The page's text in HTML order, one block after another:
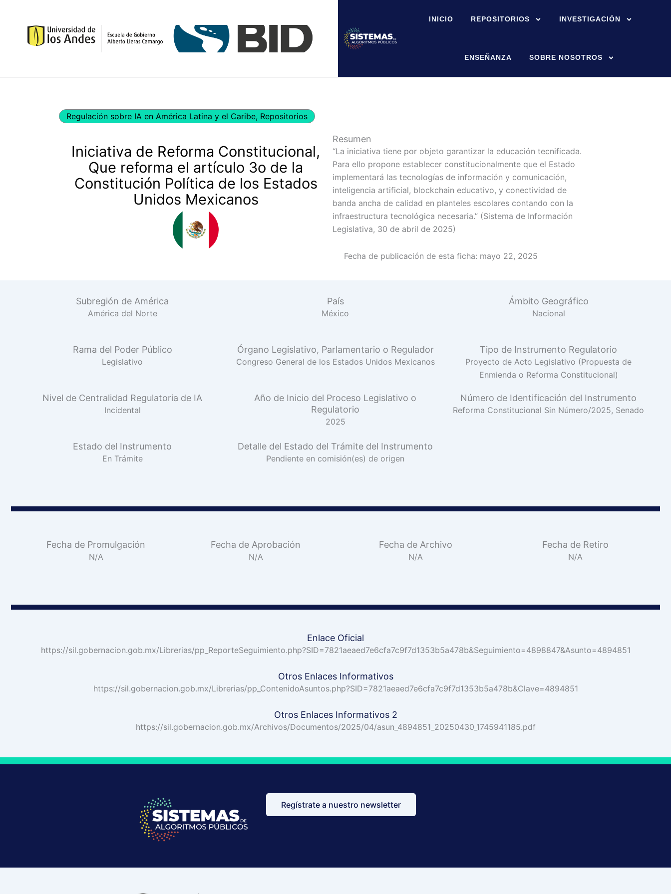
contenido
INICIO REPOSITORIOS INVESTIGACIÓN
ENSEÑANZA SOBRE NOSOTROS
Regulación sobre IA en América Latina y el Caribe, Repositorios
Iniciativa de Reforma Constitucional,
Que reforma el artículo 3o de la
Constitución Política de los Estados
Unidos Mexicanos
Resumen
“La iniciativa tiene por objeto garantizar la educación tecnificada.
Para ello propone establecer constitucionalmente que el Estado
implementará las tecnologías de información y comunicación,
inteligencia artificial, blockchain educativo, y conectividad de
banda ancha de calidad en planteles escolares contando con la
infraestructura tecnológica necesaria.” (Sistema de Información
Legislativa, 30 de abril de 2025)
Fecha de publicación de esta ficha: mayo 22, 2025
Subregión de América
América del Norte
País
México
Ámbito Geográfico
Nacional
Rama del Poder Público
Legislativo
Órgano Legislativo, Parlamentario o Regulador
Congreso General de los Estados Unidos Mexicanos
Tipo de Instrumento Regulatorio
Proyecto de Acto Legislativo (Propuesta de
Enmienda o Reforma Constitucional)
Nivel de Centralidad Regulatoria de IA
Incidental
Año de Inicio del Proceso Legislativo o
Regulatorio
2025
Número de Identificación del Instrumento
Reforma Constitucional Sin Número/2025, Senado
Estado del Instrumento
En Trámite
Detalle del Estado del Trámite del Instrumento
Pendiente en comisión(es) de origen
Fecha de Promulgación
N/A
Fecha de Aprobación
N/A
Fecha de Archivo
N/A
Fecha de Retiro
N/A
Enlace Oficial
https://sil.gobernacion.gob.mx/Librerias/pp_ReporteSeguimiento.php?SID=7821aeaed7e6cfa7c9f7d1353b5a478b&Seguimiento=4898847&Asunto=4894851
Otros Enlaces Informativos
https://sil.gobernacion.gob.mx/Librerias/pp_ContenidoAsuntos.php?SID=7821aeaed7e6cfa7c9f7d1353b5a478b&Clave=4894851
Otros Enlaces Informativos 2
https://sil.gobernacion.gob.mx/Archivos/Documentos/2025/04/asun_4894851_20250430_1745941185.pdf
Regístrate a nuestro newsletter